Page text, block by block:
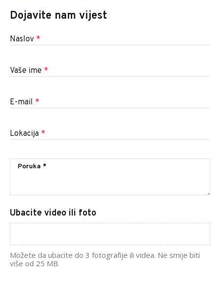
Dojavite nam vijest
Naslov *
Vaše ime *
E-mail *
Lokacija *
Ubacite video ili foto
Možete da ubacite do 3 fotografije ili videa. Ne smije biti
više od 25 MB.